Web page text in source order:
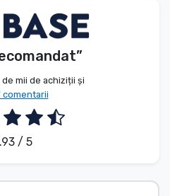
de mii de achiziții și
comentarii
/ 5